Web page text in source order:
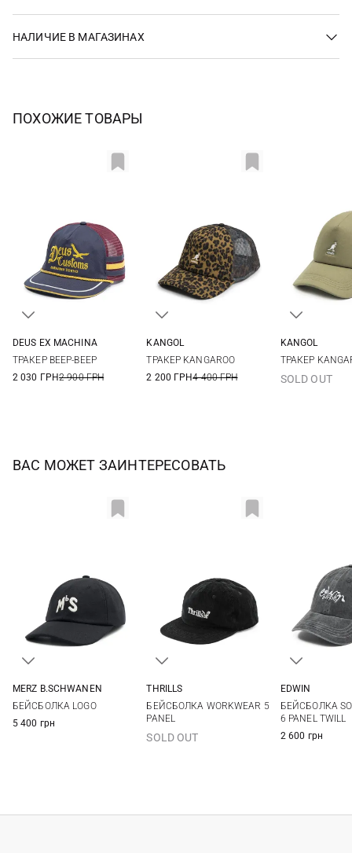
НАЛИЧИЕ В МАГАЗИНАХ
ПОХОЖИЕ ТОВАРЫ
DEUS EX MACHINА
ТРАКЕР BEEP-BEEP
2 030 ГРН2 900 ГРН
KANGOL
ТРАКЕР KANGAROO
2 200 ГРН4 400 ГРН
KANGOL
ТРАКЕР
SOLD OUT
ВАС МОЖЕТ ЗАИНТЕРЕСОВАТЬ
MERZ B.SCHWANEN
БЕЙСБОЛКА LOGO
5 400 грн
THRILLS
БЕЙСБОЛКА WORKWEAR 5
PANEL
SOLD OUT
EDWIN
БЕЙСБОЛКА
6 PANEL TWILL
2 600 грн